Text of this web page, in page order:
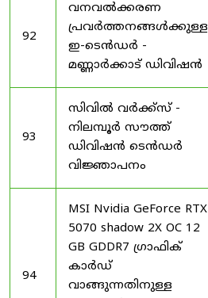
92
വനവൽക്കരണ
പ്രവർത്തനങ്ങൾക്കുള്ള
ഇ-ടെൻഡർ -
മണ്ണാർക്കാട് ഡിവിഷൻ
93
സിവിൽ വർക്ക്സ് -
നിലമ്പൂർ സൗത്ത്
ഡിവിഷൻ ടെൻഡർ
വിജ്ഞാപനം
94
MSI Nvidia GeForce RTX
5070 shadow 2X OC 12
GB GDDR7 ഗ്രാഫിക്
കാർഡ്
വാങ്ങുന്നതിനുള്ള